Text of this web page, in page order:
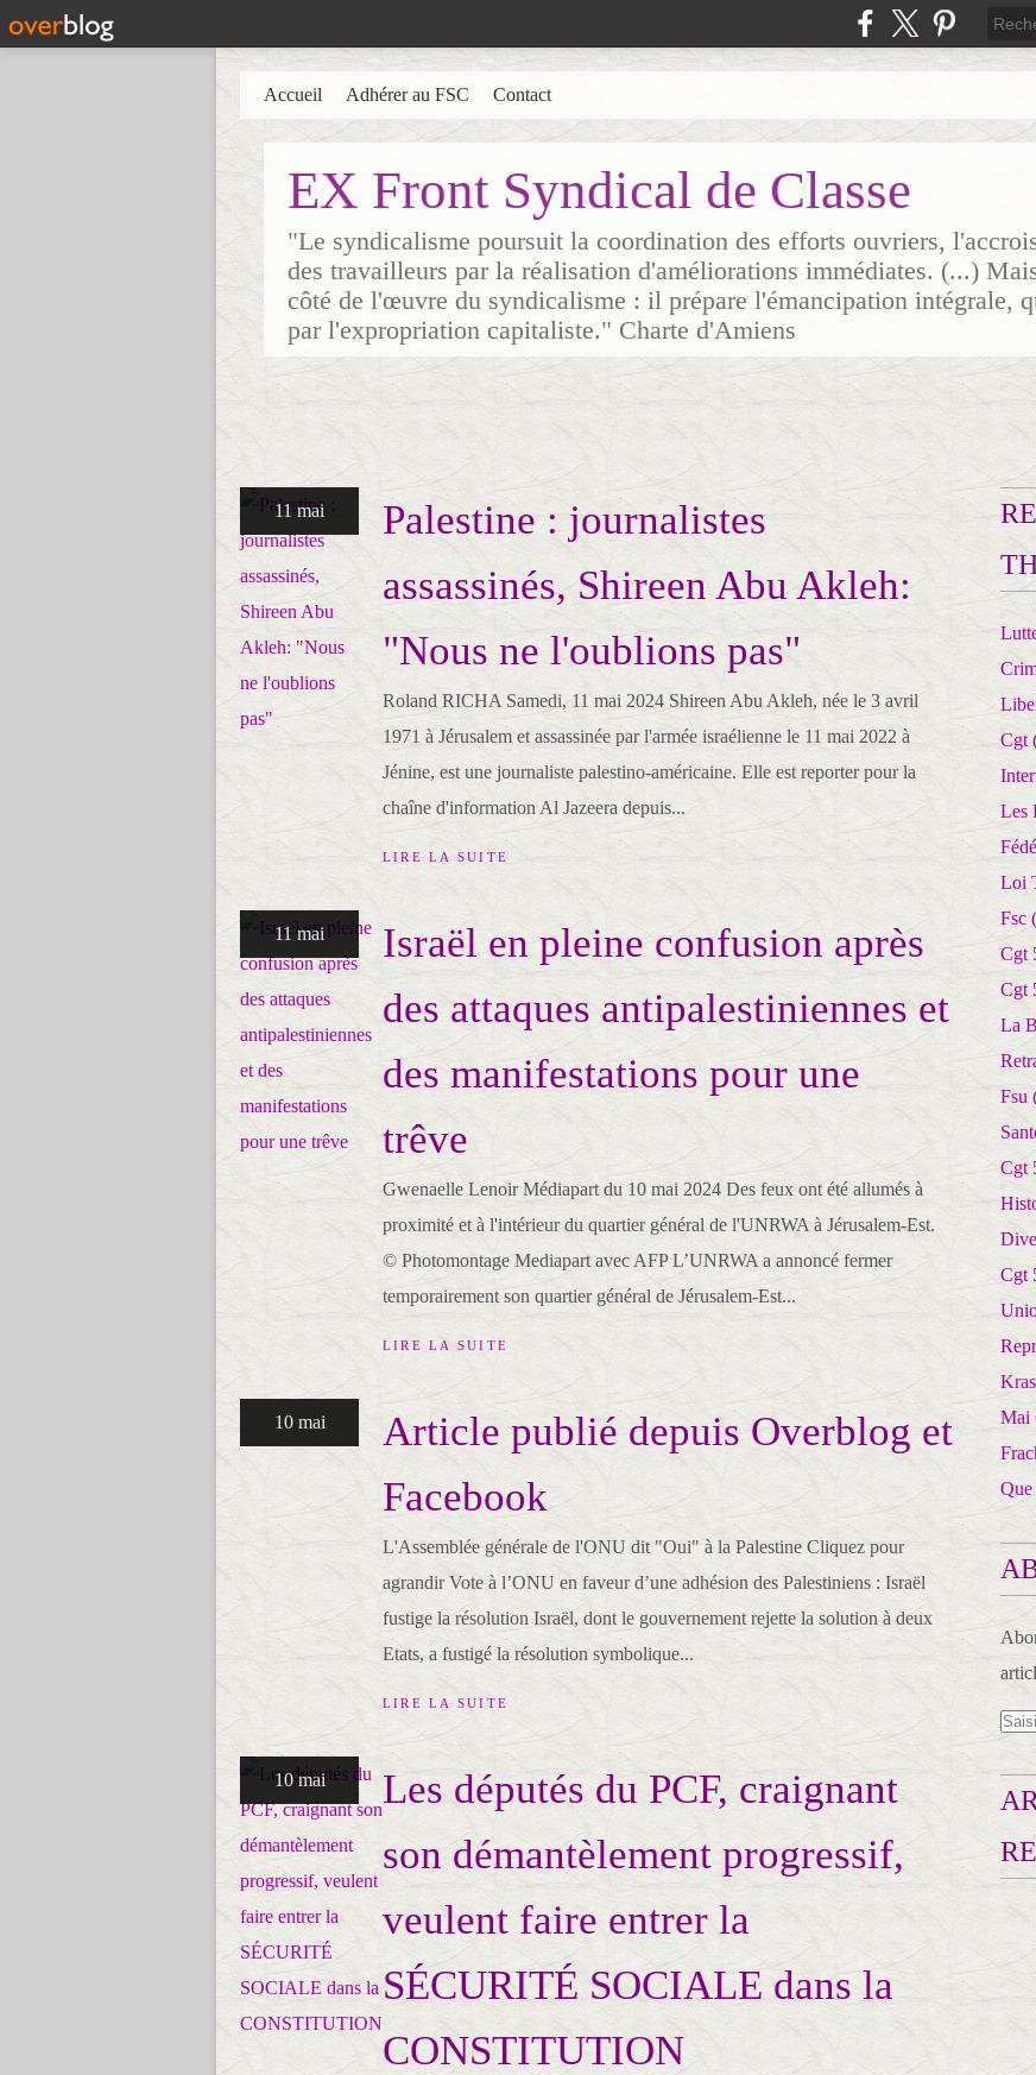
EX Front Syndical de Classe
"Le syndicalisme poursuit la coordination des efforts ouvriers,
des travailleurs par la réalisation d'améliorations immédiates. (...)
côté de l'œuvre du syndicalisme : il prépare l'émancipation intégrale,
par l'expropriation capitaliste." Charte d'Amiens
Accueil Adhérer au FSC Contact
11 mai
Palestine : journalistes
assassinés, Shireen Abu Akleh:
"Nous ne l'oublions pas"
Roland RICHA Samedi, 11 mai 2024 Shireen Abu Akleh, née le 3 avril
1971 à Jérusalem et assassinée par l'armée israélienne le 11 mai 2022 à
Jénine, est une journaliste palestino-américaine. Elle est reporter pour la
chaîne d'information Al Jazeera depuis...
LIRE LA SUITE
11 mai
Israël en pleine confusion après
des attaques antipalestiniennes et
des manifestations pour une
trêve
Gwenaelle Lenoir Médiapart du 10 mai 2024 Des feux ont été allumés à
proximité et à l'intérieur du quartier général de l'UNRWA à Jérusalem-Est.
© Photomontage Mediapart avec AFP L’UNRWA a annoncé fermer
temporairement son quartier général de Jérusalem-Est...
LIRE LA SUITE
10 mai
Article publié depuis Overblog et
Facebook
L'Assemblée générale de l'ONU dit "Oui" à la Palestine Cliquez pour
agrandir Vote à l’ONU en faveur d’une adhésion des Palestiniens : Israël
fustige la résolution Israël, dont le gouvernement rejette la solution à deux
Etats, a fustigé la résolution symbolique...
LIRE LA SUITE
10 mai
Les députés du PCF, craignant
son démantèlement progressif,
veulent faire entrer la
SÉCURITÉ SOCIALE dans la
CONSTITUTION
Cgt
Les
Loi
Fsc
Cgt
Cgt
La
Fsu
Cgt
Cgt
Mai
Que